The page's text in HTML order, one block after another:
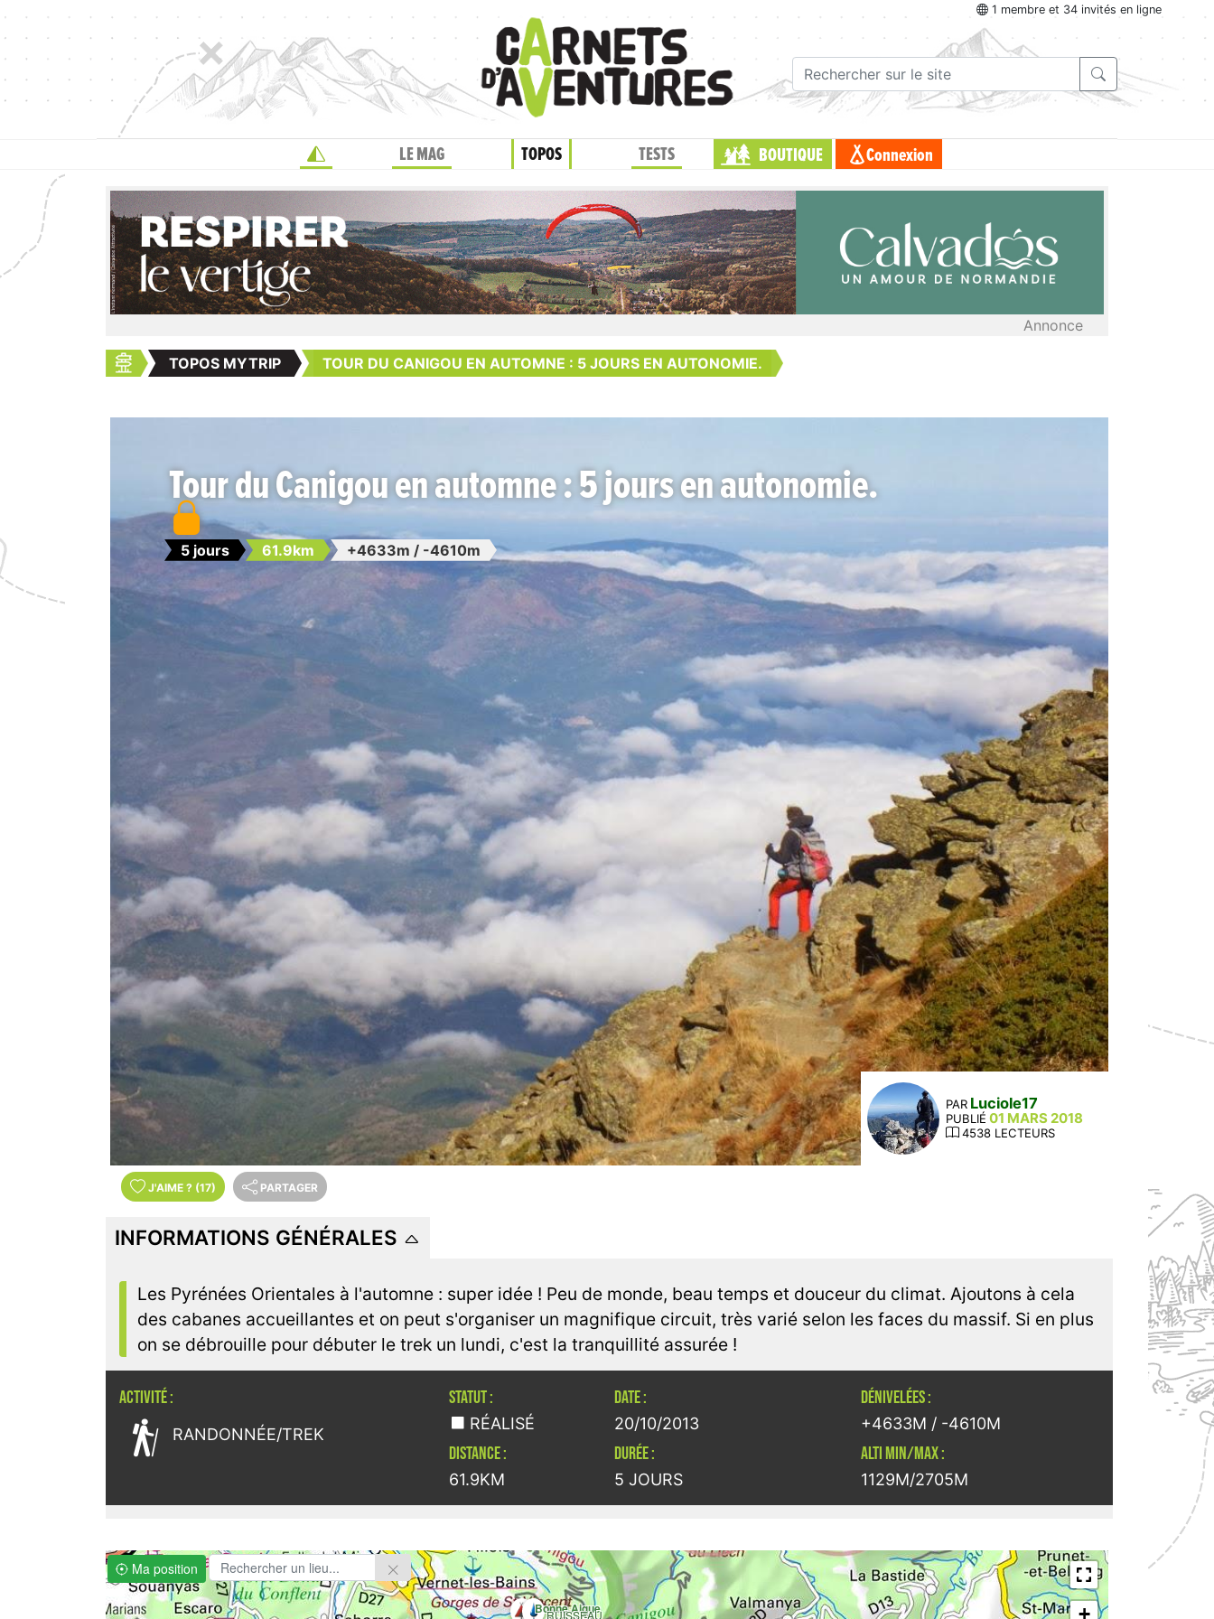
1 membre et 34 invités en ligne
LE MAG TOPOS TESTS BOUTIQUE Connexion
Annonce
TOPOS MYTRIP TOUR DU CANIGOU EN AUTOMNE : 5 JOURS EN AUTONOMIE.
Tour du Canigou en automne : 5 jours en autonomie.
5 jours 61.9km +4633m / -4610m
PAR Luciole17
PUBLIÉ 01 MARS 2018
4538 LECTEURS
J'AIME ? (17) PARTAGER
INFORMATIONS GÉNÉRALES
Les Pyrénées Orientales à l'automne : super idée ! Peu de monde, beau temps et douceur du climat. Ajoutons à cela
des cabanes accueillantes et on peut s'organiser un magnifique circuit, très varié selon les faces du massif. Si en plus
on se débrouille pour débuter le trek un lundi, c'est la tranquillité assurée !
ACTIVITÉ :
 RANDONNÉE/TREK
STATUT :
RÉALISÉ
DISTANCE :
61.9KM
DATE :
20/10/2013
DURÉE :
5 JOURS
DÉNIVELÉES :
+4633M / -4610M
ALTI MIN/MAX :
1129M/2705M
Ma position
Bonne Aigue
RUISSEAU
+